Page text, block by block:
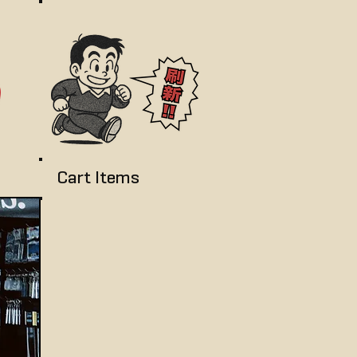
Cart Items